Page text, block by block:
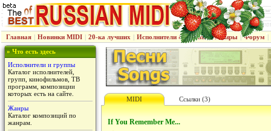
Главная | Новинки MIDI | 20-ка лучших | Исполнители & группы | Жанры | Форум |
» Что есть здесь
Исполнители и группы
Каталог исполнителей,
групп, кинофильмов, ТВ
программ, композиции
которых есть на сайте.
Жанры
Каталог композиций по
жанрам.
MIDI Ссылки (3)
If You Remember Me...